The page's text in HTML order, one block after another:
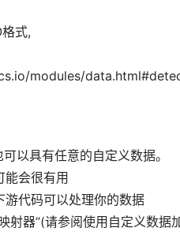
式,
modules/
以具有任意的自定义数据。
能会很有用
代码可以处理你的数据
射器”(请参阅​​使用自定义数据